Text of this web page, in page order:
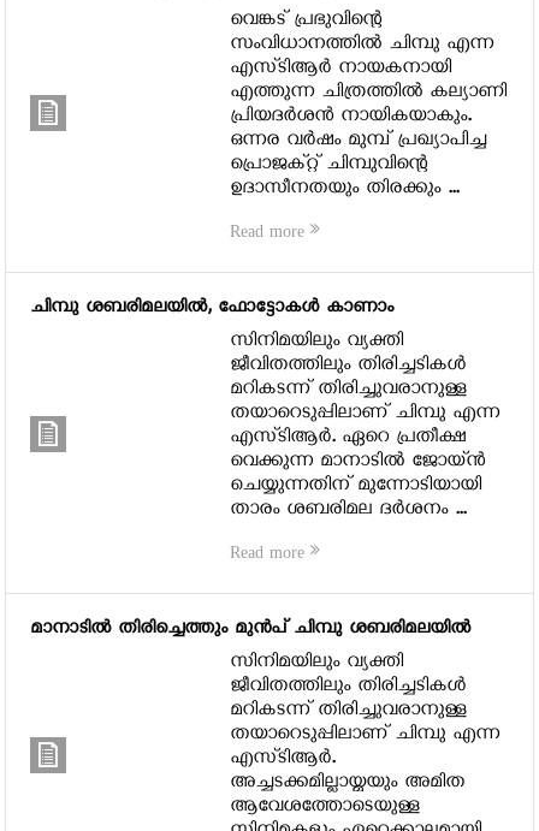
വെങ്കട് പ്രഭുവിന്റെ
സംവിധാനത്തില്‍ ചിമ്പു എന്ന
എസ്ടിആര്‍ നായകനായി
എത്തുന്ന ചിത്രത്തില്‍ കല്യാണി
പ്രിയദര്‍ശന്‍ നായികയാകും.
ഒന്നര വര്‍ഷം മുമ്പ് പ്രഖ്യാപിച്ച
പ്രൊജക്റ്റ് ചിമ്പുവിന്റെ
ഉദാസീനതയും തിരക്കും ...
Read more
ചിമ്പു ശബരിമലയില്‍, ഫോട്ടോകള്‍ കാണാം
സിനിമയിലും വ്യക്തി
ജീവിതത്തിലും തിരിച്ചടികള്‍
മറികടന്ന് തിരിച്ചുവരാനുള്ള
തയാറെടുപ്പിലാണ് ചിമ്പു എന്ന
എസ്ടിആര്‍. ഏറെ പ്രതീക്ഷ
വെക്കുന്ന മാനാടില്‍ ജോയ്ന്‍
ചെയ്യുന്നതിന് മുന്നോടിയായി
താരം ശബരിമല ദര്‍ശനം ...
Read more
മാനാടില്‍ തിരിച്ചെത്തും മുന്‍പ് ചിമ്പു ശബരിമലയില്‍
സിനിമയിലും വ്യക്തി
ജീവിതത്തിലും തിരിച്ചടികള്‍
മറികടന്ന് തിരിച്ചുവരാനുള്ള
തയാറെടുപ്പിലാണ് ചിമ്പു എന്ന
എസ്ടിആര്‍.
അച്ചടക്കമില്ലായ്മയും അമിത
ആവേശത്തോടെയുള്ള